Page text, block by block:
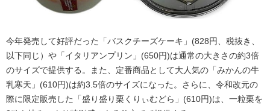
今年発売して好評だった「バスクチーズケーキ」(828円、税抜き、
以下同じ）や「イタリアンプリン」(650円)は通常の大きさの約3倍
のサイズで提供する。また、定番商品として大人気の「みかんの牛
乳寒天」(610円)は約3.5倍のサイズになった。さらに、令和改元の
際に限定販売した「盛り盛り栗くりぃむどら」(610円)は、一粒栗を